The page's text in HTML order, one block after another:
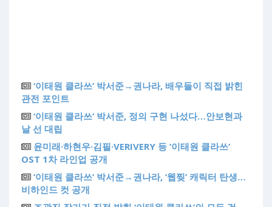
‘이태원 클라쓰’ 박서준→권나라, 배우들이 직접 밝힌
관전 포인트
‘이태원 클라쓰’ 박서준, 정의 구현 나섰다…안보현과
날 선 대립
윤미래·하현우·김필·VERIVERY 등 ‘이태원 클라쓰’
OST 1차 라인업 공개
‘이태원 클라쓰’ 박서준→권나라, ‘웹찢’ 캐릭터 탄생…
비하인드 컷 공개